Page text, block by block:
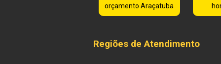
orçamento Araçatuba
Regiões de Atendimento